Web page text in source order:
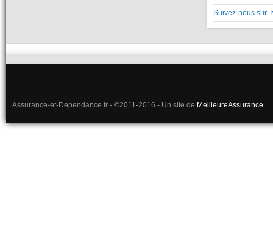
Suivez-nous sur
Assurance-et-Dependance.fr - ©2011-2016 - Un site de MeilleureAssurance